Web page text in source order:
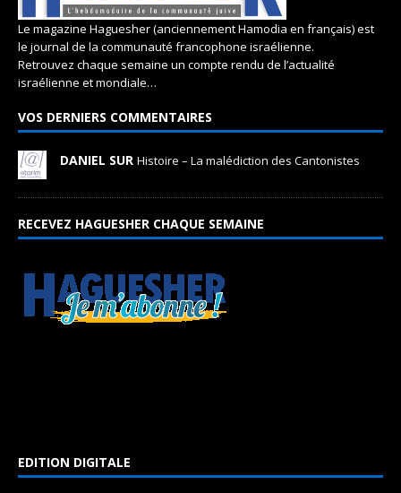
Le magazine Haguesher (anciennement Hamodia en français) est
le journal de la communauté francophone israélienne.
Retrouvez chaque semaine un compte rendu de l’actualité
israélienne et mondiale…
VOS DERNIERS COMMENTAIRES
DANIEL SUR Histoire – La malédiction des Cantonistes
RECEVEZ HAGUESHER CHAQUE SEMAINE
EDITION DIGITALE